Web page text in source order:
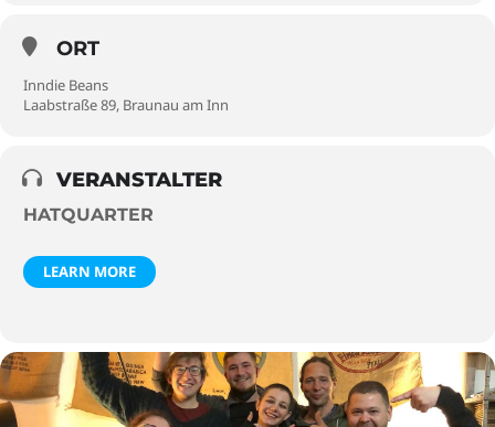
ORT
Inndie Beans
Laabstraße 89, Braunau am Inn
VERANSTALTER
HATQUARTER
LEARN MORE